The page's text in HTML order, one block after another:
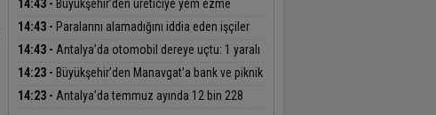
14:43 - Büyükşehir’den üreticiye yem ezme
makinesi desteği
14:43 - Paralarını alamadığını iddia eden işçiler
inşaatın çatısına çıktı
14:43 - Antalya’da otomobil dereye uçtu: 1 yaralı
14:23 - Büyükşehir’den Manavgat’a bank ve piknik
masası desteği
14:23 - Antalya’da temmuz ayında 12 bin 228